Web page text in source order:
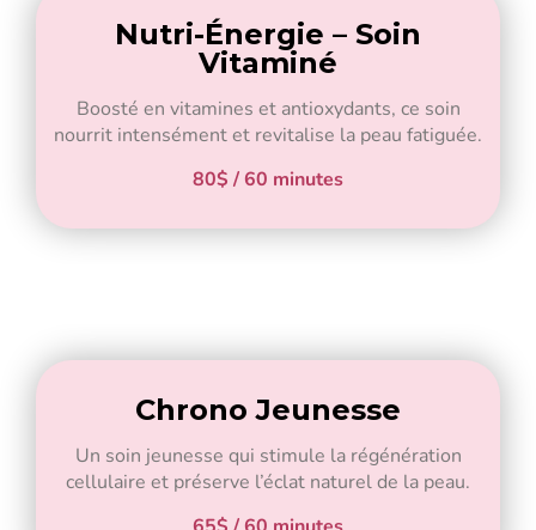
Nutri-Énergie – Soin
Vitaminé
Boosté en vitamines et antioxydants, ce soin
nourrit intensément et revitalise la peau fatiguée.
80$ / 60 minutes
Chrono Jeunesse
Un soin jeunesse qui stimule la régénération
cellulaire et préserve l’éclat naturel de la peau.